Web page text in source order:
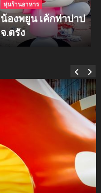
หุ่นร้านอาหาร
น้องพยูน เค้กท่าปาป
จ.ตรัง